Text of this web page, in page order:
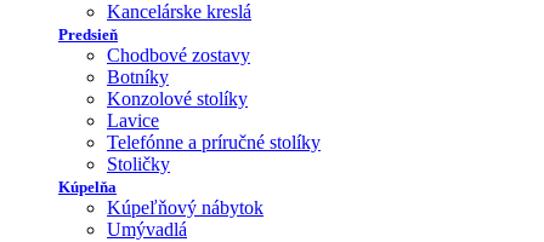
Kancelárske kreslá
Predsieň
Chodbové zostavy
Botníky
Konzolové stolíky
Lavice
Telefónne a príručné stolíky
Stoličky
Kúpelňa
Kúpeľňový nábytok
Umývadlá